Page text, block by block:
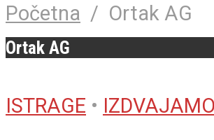
Početna / Ortak AG
Ortak AG
ISTRAGE • IZDVAJAMO